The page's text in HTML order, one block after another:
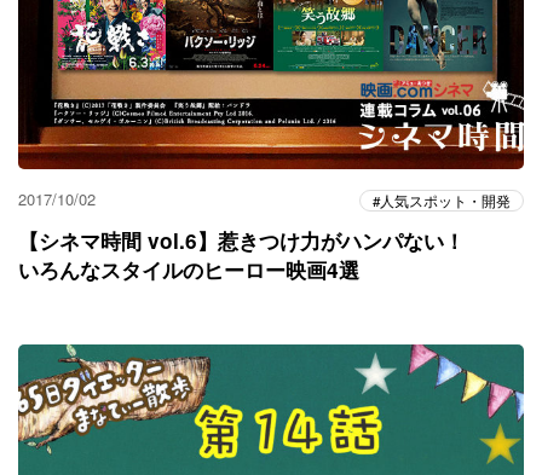
2017/10/02 人気スポット・開発
【シネマ時間 vol.6】惹きつけ力がハンパない！
いろんなスタイルのヒーロー映画4選